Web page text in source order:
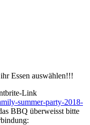
Essen auswählen!!!
Link
summer-party-2018-
BBQ überweisst bitte